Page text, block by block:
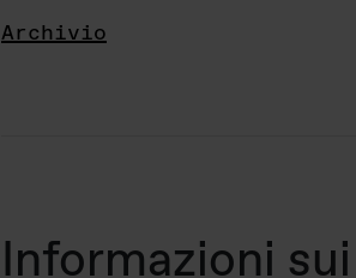
Archivio
Informazioni sui